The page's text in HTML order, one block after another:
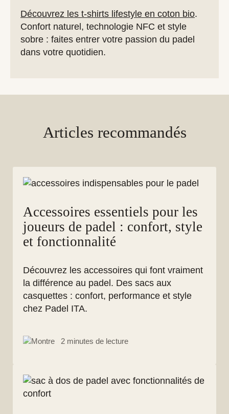
Découvrez les t-shirts lifestyle en coton bio.
Confort naturel, technologie NFC et style
sobre : faites entrer votre passion du padel
dans votre quotidien.
Articles recommandés
Accessoires essentiels pour les
joueurs de padel : confort, style
et fonctionnalité
Découvrez les accessoires qui font vraiment
la différence au padel. Des sacs aux
casquettes : confort, performance et style
chez Padel ITA.
2 minutes de lecture